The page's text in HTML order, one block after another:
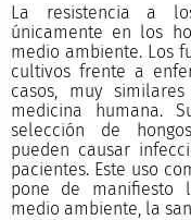
La resistencia a
únicamente en los
medio ambiente. Los
cultivos frente a
casos, muy
medicina humana.
selección de
pueden causar
pacientes. Este uso
pone de manifiesto
medio ambiente, la